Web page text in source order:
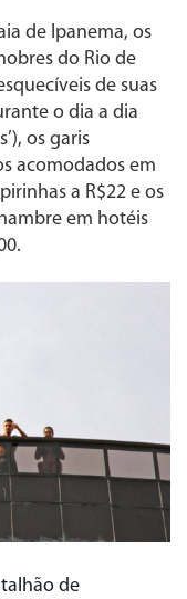
de Ipanema, os
do Rio de
de suas
o dia a dia
os garis
acomodados em
a R$22 e os
em hotéis
de